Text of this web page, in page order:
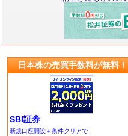
日本株の売買手数料が無料！
SBI証券
新規口座開設＋条件クリアで